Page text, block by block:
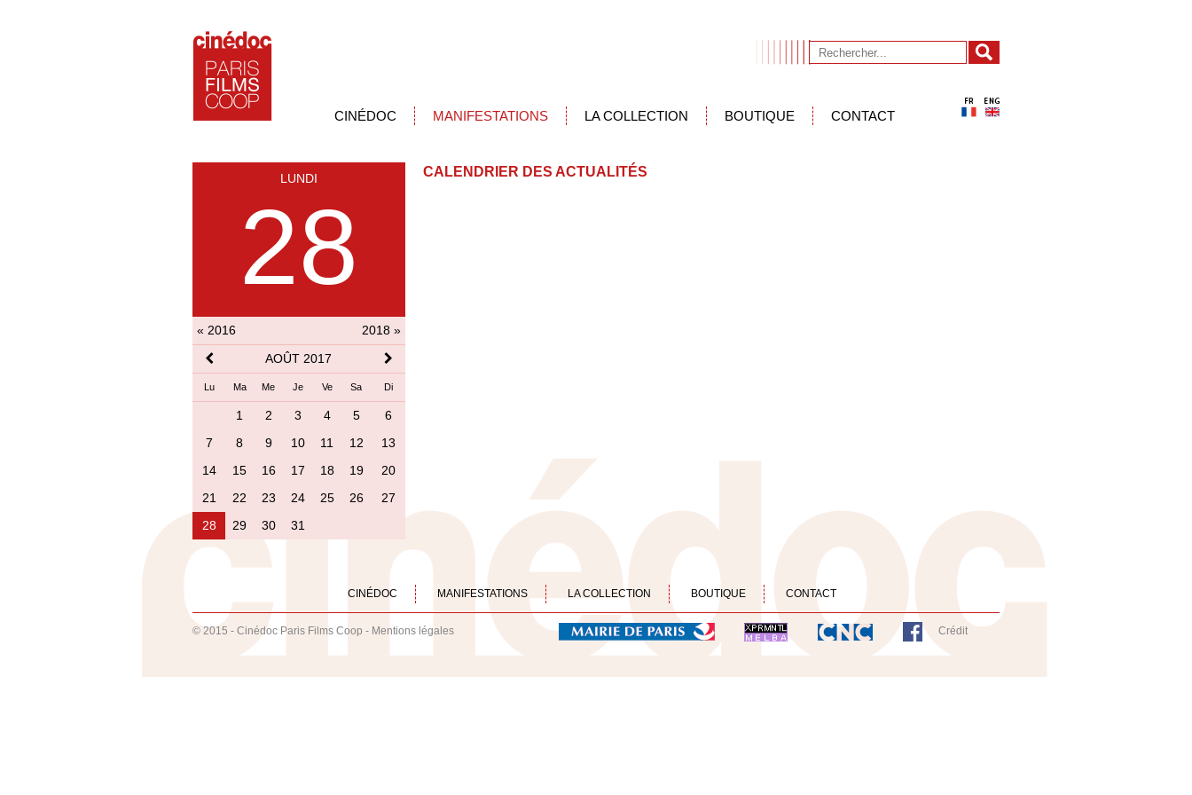
CINÉDOC MANIFESTATIONS LA COLLECTION BOUTIQUE CONTACT
LUNDI
28
« 2016
2018 »
AOÛT 2017
Lu Ma Me Je Ve Sa Di
1 2 3 4 5
6
7
8 9 10 11 12
13
14
15 16 17 18 19
20
21
22 23 24 25 26
27
28
29 30 31
CALENDRIER DES ACTUALITÉS
CINÉDOC MANIFESTATIONS LA COLLECTION BOUTIQUE CONTACT
© 2015 - Cinédoc Paris Films Coop - Mentions légales Crédit